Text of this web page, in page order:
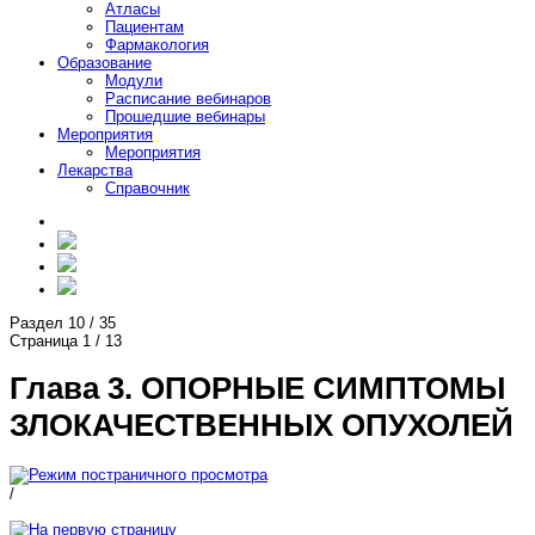
Атласы
Пациентам
Фармакология
Образование
Модули
Расписание вебинаров
Прошедшие вебинары
Мероприятия
Мероприятия
Лекарства
Справочник
Раздел 10 / 35
Страница 1 / 13
Глава 3. ОПОРНЫЕ СИМПТОМЫ
ЗЛОКАЧЕСТВЕННЫХ ОПУХОЛЕЙ
/